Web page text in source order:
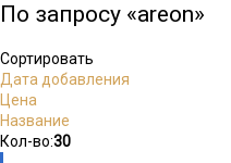
По запросу «areon»
Сортировать
Дата добавления
Цена
Название
Кол-во:30